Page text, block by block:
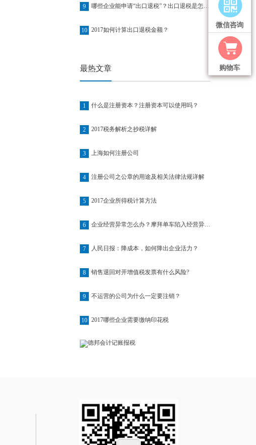
微信咨询
购物车
9 哪些企业能申请“出口退税”？出口退税是怎么退的？
10 2017如何计算出口退税金额？
最热文章
1 什么是注册资本？注册资本可以使用吗？
2 2017税务解析之抄税详解
3 上海如何注册公司
4 注册公司之公章的用途及相关法律法规详解
5 2017企业所得税计算方法
6 企业经营异常怎么办？摩拜单车陷入经营异常名单
7 人民日报：降成本，如何降出企业活力？
8 销售退回对开增值税发票有什么风险?
9 不运营的公司为什么一定要注销？
10 2017哪些企业需要缴纳印花税